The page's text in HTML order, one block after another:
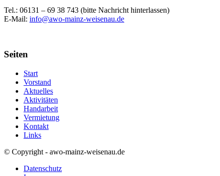
Tel.: 06131 – 69 38 743 (bitte Nachricht hinterlassen)
E-Mail: info@awo-mainz-weisenau.de
Seiten
Start
Vorstand
Aktuelles
Aktivitäten
Handarbeit
Vermietung
Kontakt
Links
© Copyright - awo-mainz-weisenau.de
Datenschutz